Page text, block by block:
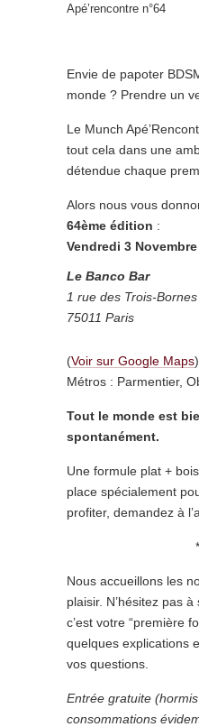
Apé’rencontre n°64
Envie de papoter
monde ? Prendre un
Le Munch
tout cela dans une
détendue chaque
Alors nous vous
64ème édition :
Vendredi 3
Le Banco Bar
1 rue des Trois-Bornes
75011 Paris
(Voir sur Google Maps)
Métros : Parmentier,
Tout le monde est
spontanément.
Une formule plat +
place spécialement
profiter, demandez à
Nous accueillons les
plaisir. N’hésitez pas
c’est votre “première
quelques explications
vos questions.
Entrée gratuite
consommations